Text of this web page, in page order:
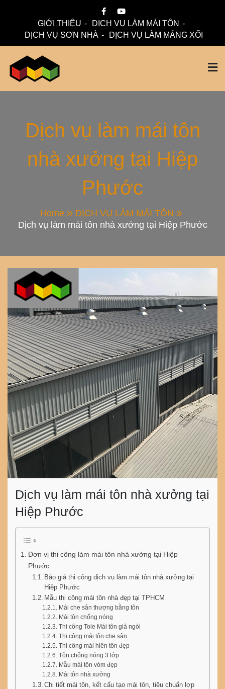
GIỚI THIỆU
DỊCH VỤ LÀM MÁI TÔN
DỊCH VỤ SƠN NHÀ
DỊCH VỤ LÀM MÁNG XỐI
Thi Công Mái Tôn,
Máng Xối Chuyên
Nghiệp – Mái Nhà
Dịch vụ làm mái tôn
nhà xưởng tại Hiệp
Phước
Home
DỊCH VỤ LÀM MÁI TÔN
Dịch vụ làm mái tôn nhà xưởng tại Hiệp Phước
Dịch vụ làm mái tôn nhà xưởng tại
Hiệp Phước
Đơn vị thi công làm mái tôn nhà xưởng tại Hiệp
Phước
Báo giá thi công dịch vụ làm mái tôn nhà xưởng tại
Hiệp Phước
Mẫu thi công mái tôn nhà đẹp tại TPHCM
Mái che sân thượng bằng tôn
Mái tôn chống nóng
Thi công Tole Mái tôn giả ngói
Thi công mái tôn che sân
Thi công mái hiên tôn đẹp
Tôn chống nóng 3 lớp
Mẫu mái tôn vòm đẹp
Mái tôn nhà xưởng
Chi tiết mái tôn, kết cấu tạo mái tôn, tiêu chuẩn lợp